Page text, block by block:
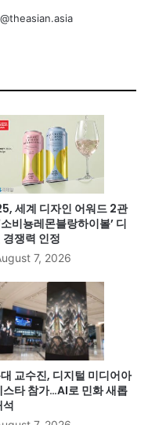
세계 디자인 어워드 2관
비뇽레몬블랑하이볼’ 디
경쟁력 인정
7, 2026
교수진, 디지털 미디어아
스타 참가…AI로 민화 새롭
석